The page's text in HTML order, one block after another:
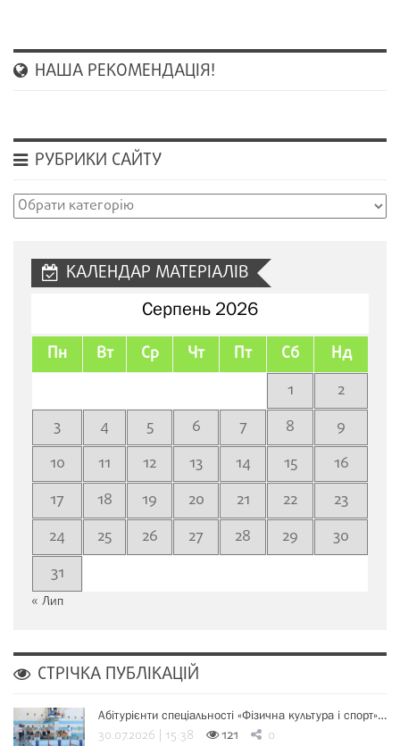
НАША РЕКОМЕНДАЦІЯ!
РУБРИКИ САЙТУ
Рубрики
КАЛЕНДАР МАТЕРІАЛІВ
Серпень 2026
Пн Вт Ср Чт Пт Сб Нд
1
2
3
4 5 6 7 8
9
10
11 12 13 14 15
16
17
18 19 20 21 22
23
24
25 26 27 28 29
30
31
« Лип
СТРІЧКА ПУБЛІКАЦІЙ
Абітурієнти спеціальності «Фізична культура і спорт»…
30.07.2026 | 15:38 121 0